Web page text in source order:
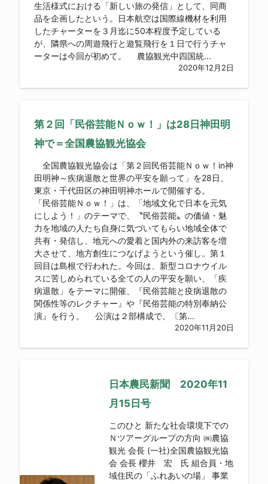
生活様式における「新しい旅の発信」として、同商
品を企画したという。日本航空は国際線機材を利用
したチャーターを３月迄に50本程度予定している
が、隣県への周遊飛行と遊覧飛行を１日で行うチャ
ーターは今回が初めて。 農協観光中四国統...
2020年12月2日
第２回「民俗芸能Ｎｏｗ！」は28日神田明
神で＝全国農協観光協会
全国農協観光協会は「第２回民俗芸能Ｎｏｗ！in神
田明神～疾病退散と世界の平安を願って」を28日、
東京・千代田区の神田明神ホールで開催する。
「民俗芸能Ｎｏｗ！」は、「地域文化で日本を元気
にしよう！」のテーマで、〝民俗芸能〟の価値・魅
力を地域の人たち自身に気づいてもらい地域全体で
共有・発信し、地元への愛着と国内外の来訪客を増
大させて、地方創生につなげようという催し。第１
回目は島根で行われた。今回は、新型コロナウイル
スに苦しめられている全ての人の平安を願い、「疾
病退散」をテーマに開催、『民俗芸能と疫病退散の
関係性等のレクチャー』や『民俗芸能の特別奉納公
演』を行う。 公演は２部構成で、〔第...
2020年11月20日
日本農民新聞 2020年11
月15日号
このひと 新たな社会環境下での
Ｎツアーグループの方向 ㈱農協
観光 会長 (一社)全国農協観光協
会 会長 櫻井 宏 氏 組合員・地
域住民の「ふれあいの場」 事業